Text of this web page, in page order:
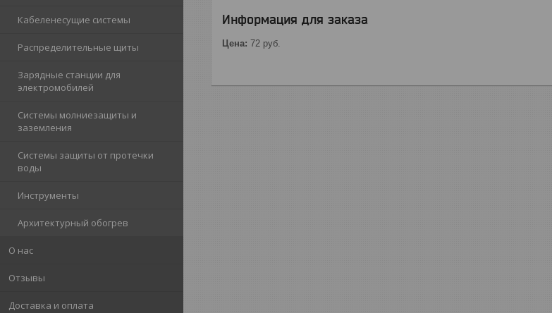
Кабеленесущие системы
Распределительные щиты
Зарядные станции для
электромобилей
Системы молниезащиты и
заземления
Системы защиты от протечки
воды
Инструменты
Архитектурный обогрев
О нас
Отзывы
Доставка и оплата
Информация для заказа
Цена: 72 руб.